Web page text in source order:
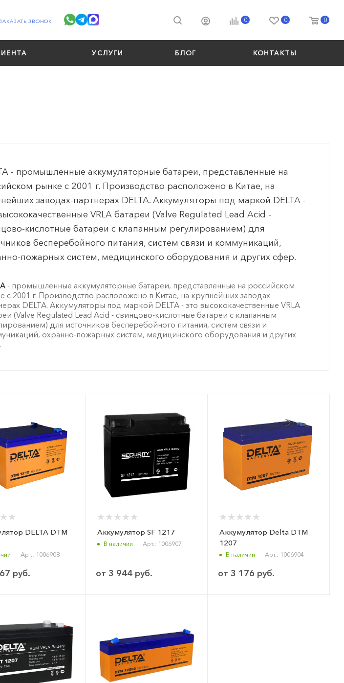
ЗВОНОК 0 0 0
УСЛУГИ БЛОГ КОНТАКТЫ
- промышленные аккумуляторные батареи, представленные на
рынке с 2001 г. Производство расположено в Китае, на
заводах-партнерах DELTA. Аккумуляторы под маркой DELTA -
VRLA батареи (Valve Regulated Lead Acid -
кислотные батареи с клапанным регулированием) для
бесперебойного питания, систем связи и коммуникаций,
пожарных систем, медицинского оборудования и других сфер.
- промышленные аккумуляторные батареи, представленные на российском
с 2001 г. Производство расположено в Китае, на крупнейших заводах-
DELTA. Аккумуляторы под маркой DELTA - это высококачественные VRLA
(Valve Regulated Lead Acid - свинцово-кислотные батареи с клапанным
для источников бесперебойного питания, систем связи и
охранно-пожарных систем, медицинского оборудования и других
DELTA DTM
Арт.: 1006908
руб.
Аккумулятор SF 1217
В наличии Арт.: 1006907
от 3 944 руб.
Аккумулятор Delta DTM
1207
В наличии Арт.: 1006904
от 3 176 руб.